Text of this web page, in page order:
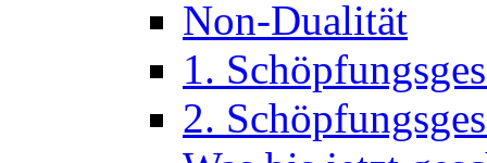
Non-Dualität
1.
2.